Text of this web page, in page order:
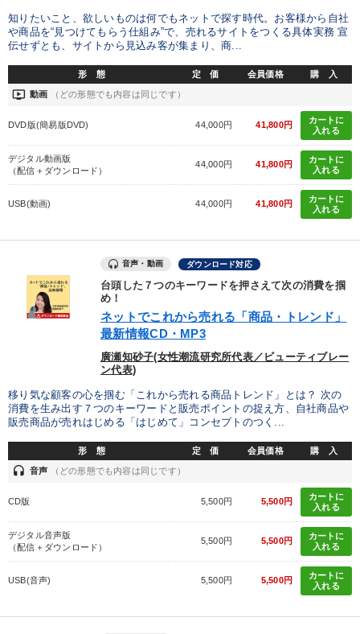
2025年夏季全国経営者セミナー収録講演ＣＤ・講演ＤＶＤ・デジ
タル版（音声／動画ストリーミング・ダウンロード）
経営者のための《音声・動画で学ぶ》講演シリーズ
【1月】音声・映像
業種
IT・サービス・金融業 コンサルタント 専門家
キーワード
地方企業の勝ち方 経済予測 会長 トレンド
※「更新」を押すと「テーマ」「キーワード」を更新いただけます。
ondemand_video 経営音声・動画を探す
全国経営者セミナー収録物以外の経営教材（全761タイトル）からお探
カテゴリー
知りたいこと、欲しいものは何でもネットで探す時代。お客様から自社
や商品を“見つけてもらう仕組み”で、売れるサイトをつくる具体実務 宣
伝せずとも、サイトから見込み客が集まり、商...
形 態 定 価 会員価格 購 入
ondemand_video 動画 （どの形態でも内容は同じです）
DVD版(簡易版DVD) 44,000円 41,800円
カートに
入れる
デジタル動画版
（配信＋ダウンロード）
44,000円 41,800円
カートに
入れる
USB(動画) 44,000円 41,800円
カートに
入れる
音声・動画 ダウンロード対応
台頭した７つのキーワードを押さえて次の消費を掴
め！
ネットでこれから売れる「商品・トレンド」
最新情報CD・MP3
廣瀬知砂子(女性潮流研究所代表／ビューティブレー
ン代表)
移り気な顧客の心を掴む「これから売れる商品トレンド」とは？ 次の
消費を生み出す７つのキーワードと販売ポイントの捉え方、自社商品や
販売商品が売れはじめる「はじめて」コンセプトのつく...
形 態 定 価 会員価格 購 入
headset 音声 （どの形態でも内容は同じです）
CD版 5,500円 5,500円
カートに
入れる
デジタル音声版
（配信＋ダウンロード）
5,500円 5,500円
カートに
入れる
USB(音声) 5,500円 5,500円
カートに
入れる